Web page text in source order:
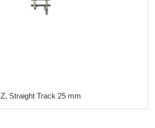
Z, Straight Track 25 mm